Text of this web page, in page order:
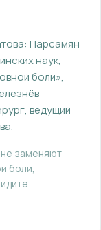
Парсамян
наук,
боли»,
ведущий
.
заменяют
боли,